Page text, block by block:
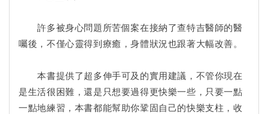
許多被身心問題所苦個案在接納了查特吉醫師的醫
囑後，不僅心靈得到療癒，身體狀況也跟著大幅改善。
本書提供了超多伸手可及的實用建議，不管你現在
是生活很困難，還是只想要過得更快樂一些，只要一點
一點地練習，本書都能幫助你鞏固自己的快樂支柱，收